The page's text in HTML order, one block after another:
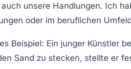
unsere Handlungen. Ich
oder im beruflichen
Beispiel: Ein junger Künstler
Sand zu stecken, stellte er